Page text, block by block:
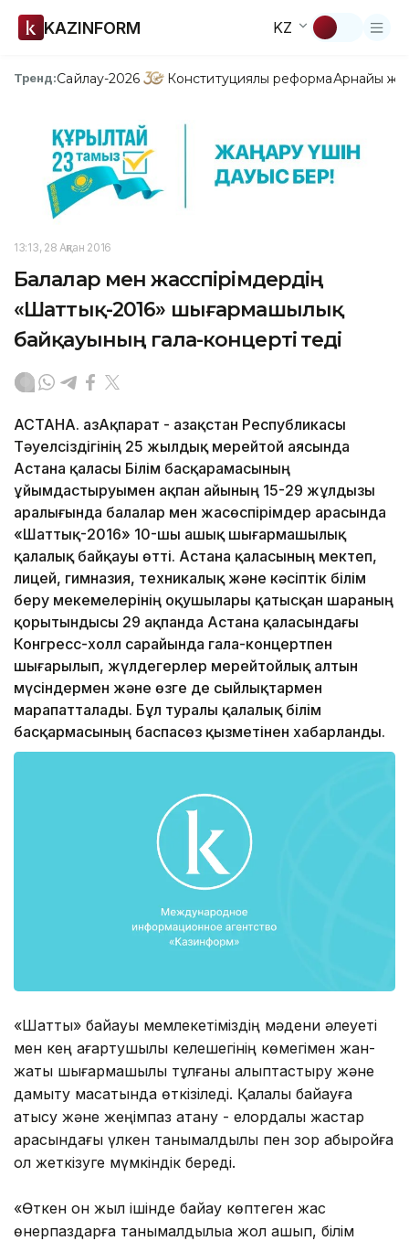
KAZINFORM KZ
Тренд:Сайлау-2026 Конституциялық реформаАрнайы
13:13, 28 Ақпан 2016
Балалар мен жасөспірімдердің
«Шаттық-2016» шығармашылық
байқауының гала-концерті өтеді
АСТАНА. ҚазАқпарат - Қазақстан Республикасы
Тәуелсіздігінің 25 жылдық мерейтой аясында
Астана қаласы Білім басқарамасының
ұйымдастыруымен ақпан айының 15-29 жұлдызы
аралығында балалар мен жасөспірімдер арасында
«Шаттық-2016» 10-шы ашық шығармашылық
қалалық байқауы өтті. Астана қаласының мектеп,
лицей, гимназия, техникалық және кәсіптік білім
беру мекемелерінің оқушылары қатысқан шараның
қорытындысы 29 ақпанда Астана қаласындағы
Конгресс-холл сарайында гала-концертпен
шығарылып, жүлдегерлер мерейтойлық алтын
мүсіндермен және өзге де сыйлықтармен
марапатталады. Бұл туралы қалалық білім
басқармасының баспасөз қызметінен хабарланды.
«Шаттық» байқауы мемлекетіміздің мәдени әлеуеті
мен кең ағартушылық келешегінің көмегімен жан-
жақты шығармашылық тұлғаны қалыптастыру және
дамыту мақсатында өткізіледі. Қалалық байқауға
қатысу және жеңімпаз атану - елордалық жастар
арасындағы үлкен танымалдылық пен зор абыройға
қол жеткізуге мүмкіндік береді.
«Өткен он жыл ішінде байқау көптеген жас
өнерпаздарға танымалдылыққа жол ашып, білім